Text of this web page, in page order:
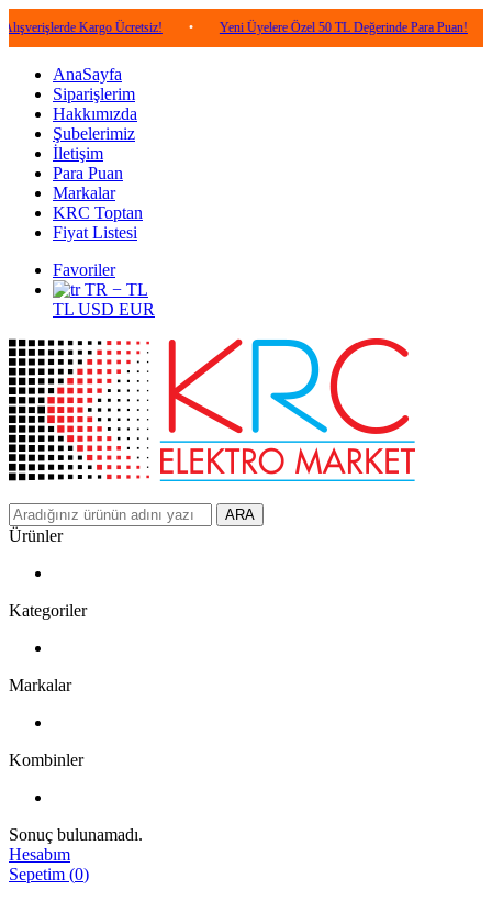
Kargo Ücretsiz! • Yeni Üyelere Özel 50 TL Değerinde Para Puan! •
AnaSayfa
Siparişlerim
Hakkımızda
Şubelerimiz
İletişim
Para Puan
Markalar
KRC Toptan
Fiyat Listesi
Favoriler
TR − TL
TL USD EUR
ARA
Ürünler
Kategoriler
Markalar
Kombinler
Sonuç bulunamadı.
Hesabım
Sepetim (0)